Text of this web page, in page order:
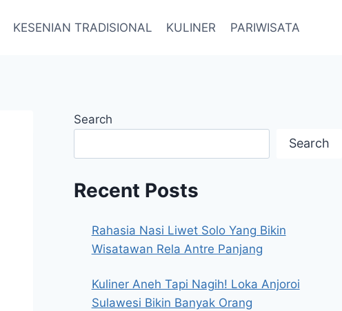
KESENIAN TRADISIONAL KULINER PARIWISATA
Search
Search
Recent Posts
Rahasia Nasi Liwet Solo Yang Bikin
Wisatawan Rela Antre Panjang
Kuliner Aneh Tapi Nagih! Loka Anjoroi
Sulawesi Bikin Banyak Orang